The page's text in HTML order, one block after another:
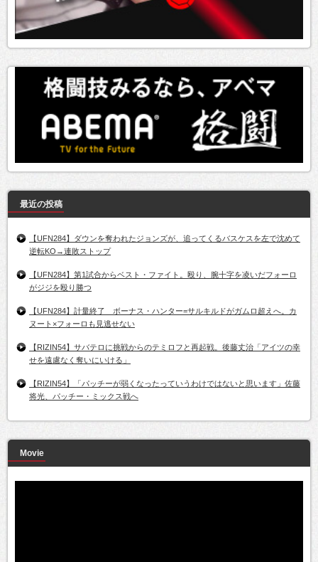
最近の投稿
【UFN284】ダウンを奪われたジョンズが、追ってくるバスケスを左で沈めて
逆転KO→連敗ストップ
【UFN284】第1試合からベスト・ファイト。殴り、腕十字を凌いだフォーロ
がジジを殴り勝つ
【UFN284】計量終了 ボーナス・ハンター=サルキルドがガムロ超えへ。カ
ヌート×フォーロも見逃せない
【RIZIN54】サバテロに挑戦からのテミロフと再起戦。後藤丈治「アイツの幸
せを遠慮なく奪いにいける」
【RIZIN54】「パッチーが弱くなったっていうわけではないと思います」佐藤
将光、パッチー・ミックス戦へ
Movie